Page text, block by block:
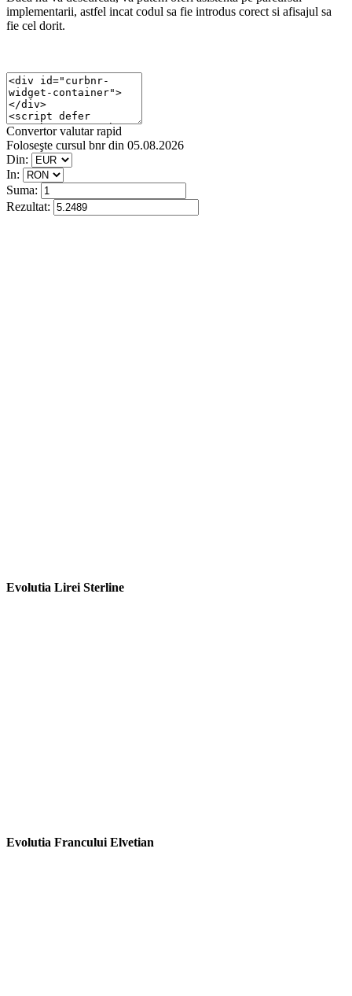
implementarii, astfel incat codul sa fie introdus corect si afisajul sa
fie cel dorit.
Convertor valutar rapid
Foloseşte cursul bnr din 05.08.2026
Din:
In:
Suma:
Rezultat:
Evolutia Lirei Sterline
Evolutia Francului Elvetian